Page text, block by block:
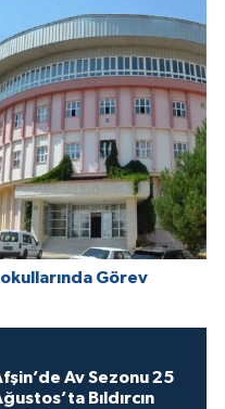
Görev
Av Sezonu 25
Bıldırcın